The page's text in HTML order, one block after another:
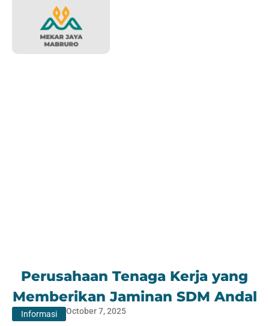
Informasi October 7, 2025
Perusahaan Tenaga Kerja yang
Memberikan Jaminan SDM Andal